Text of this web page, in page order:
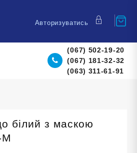
Авторизуватись
(067) 502-19-20
(067) 181-32-32
(063) 311-61-91
білий з маскою
М